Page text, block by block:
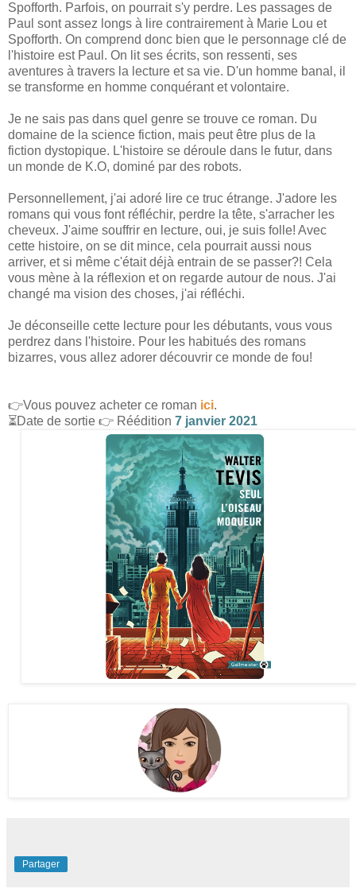
Spofforth. Parfois, on pourrait s'y perdre. Les passages de
Paul sont assez longs à lire contrairement à Marie Lou et
Spofforth. On comprend donc bien que le personnage clé de
l'histoire est Paul. On lit ses écrits, son ressenti, ses
aventures à travers la lecture et sa vie. D'un homme banal, il
se transforme en homme conquérant et volontaire.
Je ne sais pas dans quel genre se trouve ce roman. Du
domaine de la science fiction, mais peut être plus de la
fiction dystopique. L'histoire se déroule dans le futur, dans
un monde de K.O, dominé par des robots.
Personnellement, j'ai adoré lire ce truc étrange. J'adore les
romans qui vous font réfléchir, perdre la tête, s'arracher les
cheveux. J'aime souffrir en lecture, oui, je suis folle! Avec
cette histoire, on se dit mince, cela pourrait aussi nous
arriver, et si même c'était déjà entrain de se passer?! Cela
vous mène à la réflexion et on regarde autour de nous. J'ai
changé ma vision des choses, j'ai réfléchi.
Je déconseille cette lecture pour les débutants, vous vous
perdrez dans l'histoire. Pour les habitués des romans
bizarres, vous allez adorer découvrir ce monde de fou!
👉Vous pouvez acheter ce roman ici.
⏳Date de sortie 👉 Réédition 7 janvier 2021
Partager